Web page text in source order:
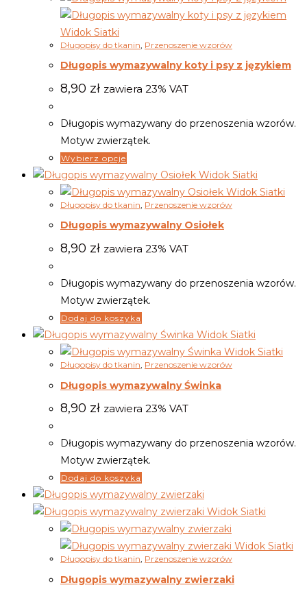
Widok Siatki
Długopisy do tkanin Przenoszenie wzorów
Długopis wymazywalny koty i psy z językiem
8,90 zł zawiera 23% VAT
Długopis wymazywany do przenoszenia wzorów.
Motyw zwierzątek.
Wybierz opcje
Widok Siatki
Widok Siatki
Długopisy do tkanin Przenoszenie wzorów
Długopis wymazywalny Osiołek
8,90 zł zawiera 23% VAT
Długopis wymazywany do przenoszenia wzorów.
Motyw zwierzątek.
Dodaj do koszyka
Widok Siatki
Widok Siatki
Długopisy do tkanin Przenoszenie wzorów
Długopis wymazywalny Świnka
8,90 zł zawiera 23% VAT
Długopis wymazywany do przenoszenia wzorów.
Motyw zwierzątek.
Dodaj do koszyka
Widok Siatki
Widok Siatki
Długopisy do tkanin, Przenoszenie wzorów
Długopis wymazywalny zwierzaki